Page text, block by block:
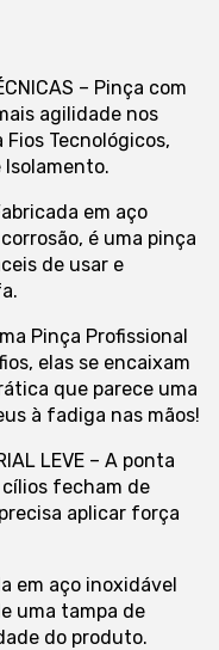
– Pinça com
agilidade nos
Tecnológicos,
Isolamento.
em aço
é uma pinça
de usar e
Pinça Profissional
elas se encaixam
que parece uma
à fadiga nas mãos!
LEVE – A ponta
fecham de
aplicar força
em aço inoxidável
uma tampa de
do produto.